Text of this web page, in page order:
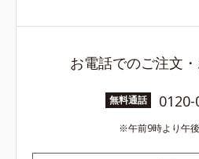
お電話でのご注文
無料通話
午前9時より午